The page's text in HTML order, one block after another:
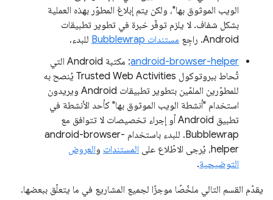
الويب الموثوق بها"، ولكن يتم إبلاغ المطوّر بهذه العملية
بشكل شفاف. لا يلزم توفّر خبرة في تطوير تطبيقات
Android. راجِع
مستندات Bubblewrap
للبدء.
android-browser-helper
: مكتبة Android التي
تُحاط ببروتوكول Trusted Web Activities يُنصح به
للمطوّرين الملمّين بتطوير تطبيقات Android ويريدون
استخدام "أنشطة الويب الموثوق بها" كأحد الأنشطة في
تطبيق Android أو إجراء تخصيصات لا تتوافق مع
Bubblewrap. للبدء باستخدام android-browser-
helper، يُرجى الاطّلاع على
المستندات والعروض
التوضيحية.
يقدّم القسم التالي ملخّصًا موجزًا لجميع المشاريع في ما يتعلّق ببعضها.